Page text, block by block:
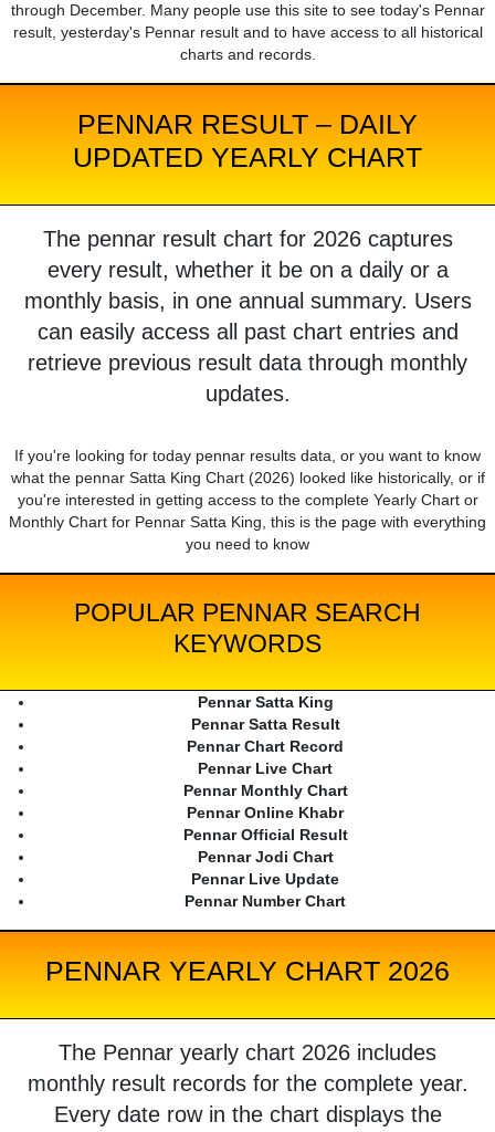
through December. Many people use this site to see today's Pennar
result, yesterday's Pennar result and to have access to all historical
charts and records.
PENNAR RESULT – DAILY
UPDATED YEARLY CHART
The pennar result chart for 2026 captures
every result, whether it be on a daily or a
monthly basis, in one annual summary. Users
can easily access all past chart entries and
retrieve previous result data through monthly
updates.
If you're looking for today pennar results data, or you want to know
what the pennar Satta King Chart (2026) looked like historically, or if
you're interested in getting access to the complete Yearly Chart or
Monthly Chart for Pennar Satta King, this is the page with everything
you need to know
POPULAR PENNAR SEARCH
KEYWORDS
Pennar Satta King
Pennar Satta Result
Pennar Chart Record
Pennar Live Chart
Pennar Monthly Chart
Pennar Online Khabr
Pennar Official Result
Pennar Jodi Chart
Pennar Live Update
Pennar Number Chart
PENNAR YEARLY CHART 2026
The Pennar yearly chart 2026 includes
monthly result records for the complete year.
Every date row in the chart displays the